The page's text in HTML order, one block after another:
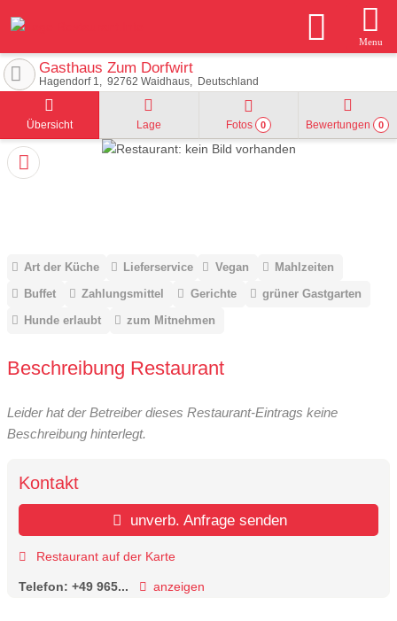
Menu
Gasthaus Zum Dorfwirt
Hagendorf 1 92762 Waidhaus Deutschland
Übersicht Lage Fotos 0 Bewertungen 0
Art der Küche Lieferservice Vegan
Mahlzeiten
Buffet
Zahlungsmittel Gerichte
grüner Gastgarten
Hunde erlaubt
zum Mitnehmen
Beschreibung Restaurant
Leider hat der Betreiber dieses Restaurant-Eintrags keine
Beschreibung hinterlegt.
Kontakt
unverb. Anfrage senden
Restaurant auf der Karte
Telefon: +49 965... anzeigen